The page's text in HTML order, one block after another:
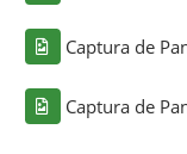
Captura de
Captura de